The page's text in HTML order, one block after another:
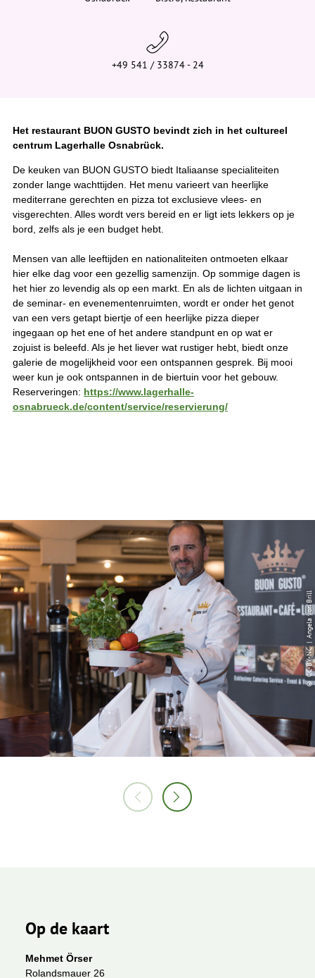
+49 541 / 33874 - 24
Het restaurant BUON GUSTO bevindt zich in het cultureel
centrum Lagerhalle Osnabrück.
De keuken van BUON GUSTO biedt Italiaanse specialiteiten
zonder lange wachttijden. Het menu varieert van heerlijke
mediterrane gerechten en pizza tot exclusieve vlees- en
visgerechten. Alles wordt vers bereid en er ligt iets lekkers op je
bord, zelfs als je een budget hebt.
Mensen van alle leeftijden en nationaliteiten ontmoeten elkaar
hier elke dag voor een gezellig samenzijn. Op sommige dagen is
het hier zo levendig als op een markt. En als de lichten uitgaan in
de seminar- en evenementenruimten, wordt er onder het genot
van een vers getapt biertje of een heerlijke pizza dieper
ingegaan op het ene of het andere standpunt en op wat er
zojuist is beleefd. Als je het liever wat rustiger hebt, biedt onze
galerie de mogelijkheid voor een ontspannen gesprek. Bij mooi
weer kun je ook ontspannen in de biertuin voor het gebouw.
Reserveringen: https://www.lagerhalle-
osnabrueck.de/content/service/reservierung/
© CC-BY-NC | Angela von Brill
Op de kaart
Mehmet Örser
Rolandsmauer 26